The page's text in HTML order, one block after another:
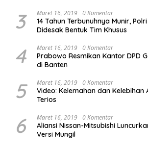
3 Maret 16, 2019 0 Komentar
14 Tahun Terbunuhnya Munir, Polri
Didesak Bentuk Tim Khusus
4 Maret 16, 2019 0 Komentar
Prabowo Resmikan Kantor DPD
di Banten
5 Maret 16, 2019 0 Komentar
Video: Kelemahan dan Kelebihan
Terios
6 Maret 16, 2019 0 Komentar
Aliansi Nissan-Mitsubishi
Versi Mungil